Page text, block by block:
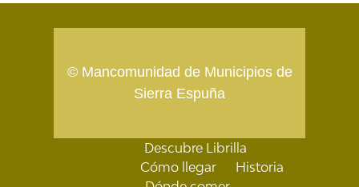
© Mancomunidad de Municipios de
Sierra Espuña
Descubre Librilla
Cómo llegar
Historia